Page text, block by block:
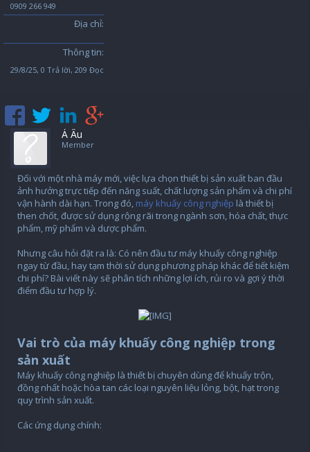
0909 266 949
Địa chỉ:
Thông tin:
29/8/25, 0 Trả lời, 209 Đọc
Á Âu
Member
Đối với một nhà máy mới, việc lựa chọn thiết bị sản xuất ban đầu
ảnh hưởng trực tiếp đến năng suất, chất lượng sản phẩm và chi phí
vận hành dài hạn. Trong đó, máy khuấy công nghiệp là thiết bị
then chốt, được sử dụng rộng rãi trong ngành sơn, hóa chất, thực
phẩm, mỹ phẩm và dược phẩm.
Nhưng câu hỏi đặt ra là: Có nên đầu tư máy khuấy công nghiệp
ngay từ đầu, hay tạm thời sử dụng phương pháp khác để tiết kiệm
chi phí? Bài viết này sẽ phân tích những lợi ích, rủi ro và gợi ý thời
điểm đầu tư hợp lý.
Vai trò của máy khuấy công nghiệp trong
sản xuất
Máy khuấy công nghiệp là thiết bị chuyên dùng để khuấy trộn,
đồng nhất hoặc hòa tan các loại nguyên liệu lỏng, bột, hạt trong
quy trình sản xuất.
Các ứng dụng chính: